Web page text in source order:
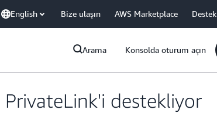
English Bize ulaşın AWS Marketplace Destek
Arama Konsolda oturum açın
PrivateLink'i destekliyor